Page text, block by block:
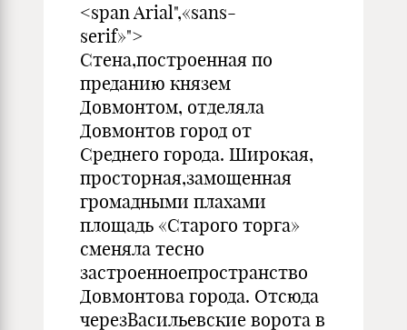
<span Arial",«sans-
serif»">
Стена,построенная по
преданию князем
Довмонтом, отделяла
Довмонтов город от
Среднего города. Широкая,
просторная,замощенная
громадными плахами
площадь «Старого торга»
сменяла тесно
застроенноепространство
Довмонтова города. Отсюда
черезВасильевские ворота в